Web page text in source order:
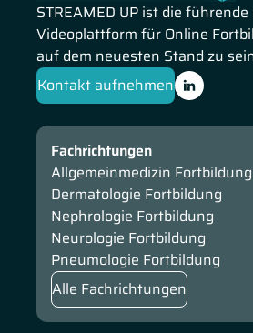
STREAMED UP ist die
Videoplattform für Online
auf dem neuesten Stand zu
Kontakt aufnehmen
Fachrichtungen
Allgemeinmedizin Fortbildung
Dermatologie Fortbildung
Nephrologie Fortbildung
Neurologie Fortbildung
Pneumologie Fortbildung
Alle Fachrichtungen